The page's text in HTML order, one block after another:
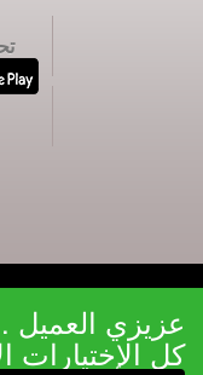
عزيزي العميل
كل الإختيارات